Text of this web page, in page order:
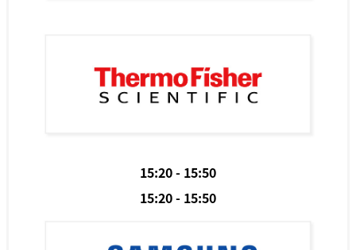
15:20 - 15:50
15:20 - 15:50